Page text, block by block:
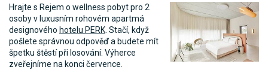
Hrajte s Rejem o wellness pobyt pro 2
osoby v luxusním rohovém apartmá
designového hotelu PERK. Stačí, když
pošlete správnou odpověď a budete mít
špetku štěstí při losování. Výherce
zveřejníme na konci července.